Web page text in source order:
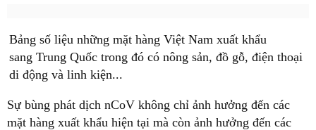
Bảng số liệu những mặt hàng Việt Nam xuất khẩu
sang Trung Quốc trong đó có nông sản, đồ gỗ, điện thoại
di động và linh kiện...
Sự bùng phát dịch nCoV không chỉ ảnh hưởng đến các
mặt hàng xuất khẩu hiện tại mà còn ảnh hưởng đến các